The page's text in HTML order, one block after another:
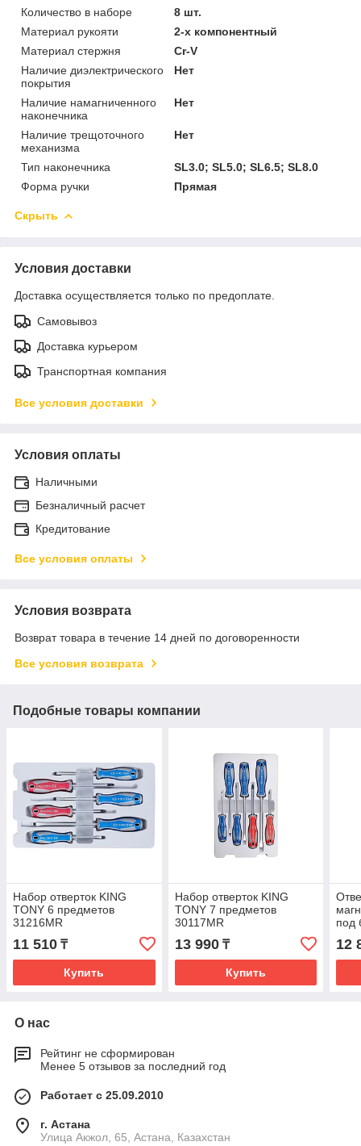
Количество в наборе
8 шт.
Материал рукояти
2-х компонентный
Материал стержня
Cr-V
Наличие диэлектрического
покрытия
Нет
Наличие намагниченного
наконечника
Нет
Наличие трещоточного
механизма
Нет
Тип наконечника
SL3.0; SL5.0; SL6.5; SL8.0
Форма ручки
Прямая
Скрыть
Условия доставки
Доставка осуществляется только по предоплате.
Самовывоз
Доставка курьером
Транспортная компания
Все условия доставки
Условия оплаты
Наличными
Безналичный расчет
Кредитование
Все условия оплаты
Условия возврата
Возврат товара в течение 14 дней по договоренности
Все условия возврата
Подобные товары компании
Набор отверток KING
TONY 6 предметов
31216MR
11 510 ₸
Купить
Набор отверток KING
TONY 7 предметов
30117MR
13 990₸
Купить
под
12
О нас
Рейтинг не сформирован
Менее 5 отзывов за последний год
Работает с 25.09.2010
г. Астана
Улица Акжол, 65, Астана, Казахстан